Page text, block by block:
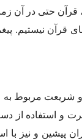
قرآن حتى در
نیستیم.
و شریعت مربوط
و استفاده
پیشین و